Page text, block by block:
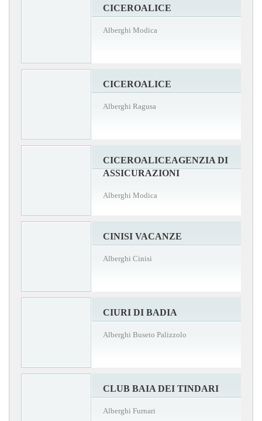
CICEROALICE
Alberghi Modica
CICEROALICE
Alberghi Ragusa
CICEROALICEAGENZIA DI
ASSICURAZIONI
Alberghi Modica
CINISI VACANZE
Alberghi Cinisi
CIURI DI BADIA
Alberghi Buseto Palizzolo
CLUB BAIA DEI TINDARI
Alberghi Furnari